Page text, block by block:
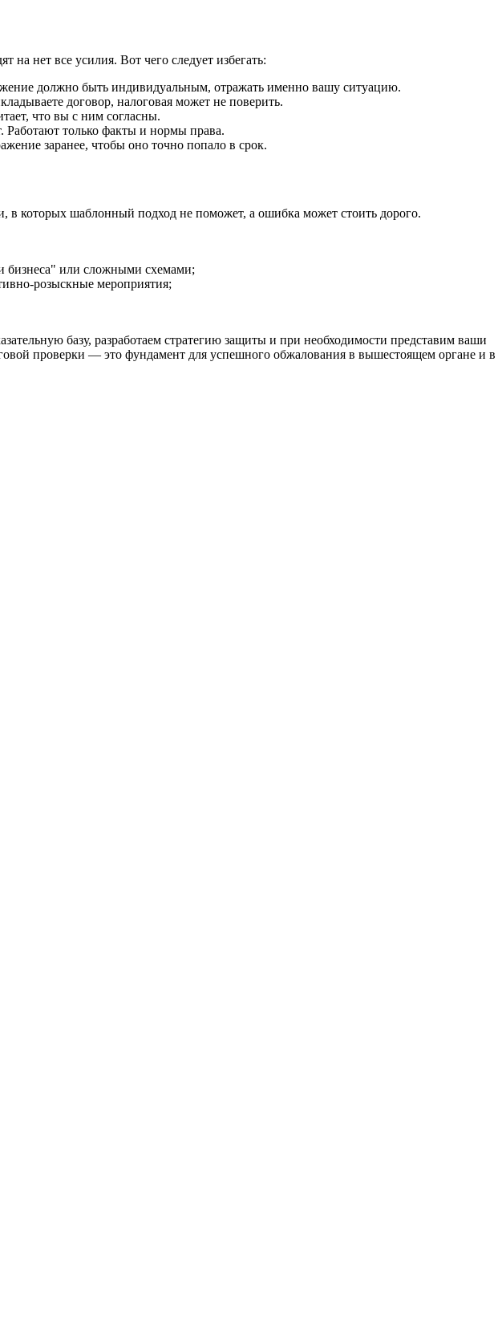
нет все усилия. Вот чего следует избегать:
должно быть индивидуальным, отражать именно вашу ситуацию.
договор, налоговая может не поверить.
что вы с ним согласны.
Работают только факты и нормы права.
заранее, чтобы оно точно попало в срок.
в которых шаблонный подход не поможет, а ошибка может стоить дорого.
бизнеса" или сложными схемами;
розыскные мероприятия;
базу, разработаем стратегию защиты и при необходимости представим ваши
проверки — это фундамент для успешного обжалования в вышестоящем органе и в